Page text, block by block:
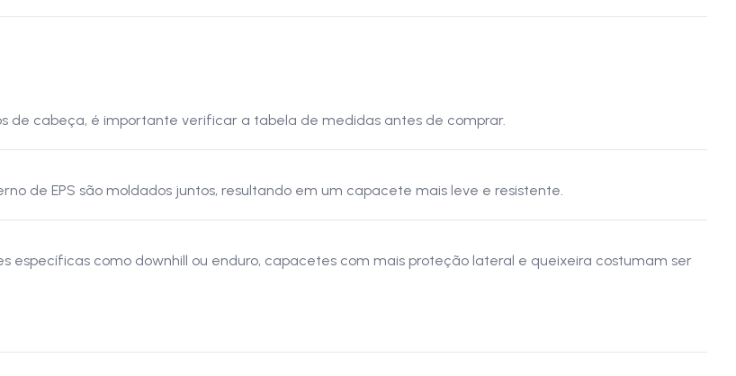
de cabeça, é importante verificar a tabela de medidas antes de comprar.
de EPS são moldados juntos, resultando em um capacete mais leve e resistente.
específicas como downhill ou enduro, capacetes com mais proteção lateral e queixeira costumam ser